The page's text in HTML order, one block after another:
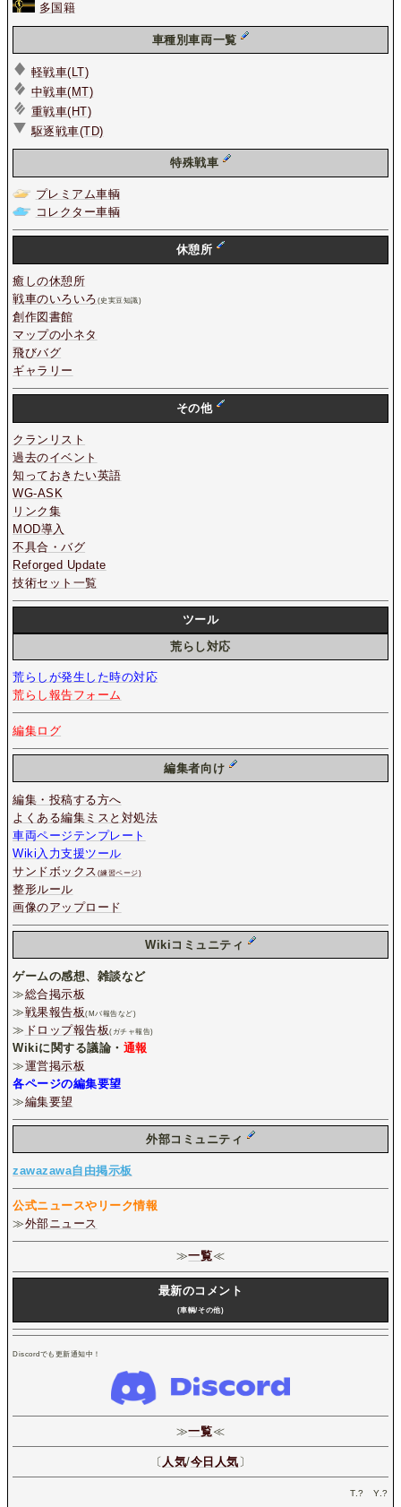
多国籍
車種別車両一覧
軽戦車(LT)
中戦車(MT)
重戦車(HT)
駆逐戦車(TD)
特殊戦車
プレミアム車輌
コレクター車輌
休憩所
癒しの休憩所
戦車のいろいろ (史実豆知識)
創作図書館
マップの小ネタ
飛びバグ
ギャラリー
その他
クランリスト
過去のイベント
知っておきたい英語
WG-ASK
リンク集
MOD導入
不具合・バグ
Reforged Update
技術セット一覧
ツール
荒らし対応
荒らしが発生した時の対応
荒らし報告フォーム
編集ログ
編集者向け
編集・投稿する方へ
よくある編集ミスと対処法
車両ページテンプレート
Wiki入力支援ツール
サンドボックス (練習ページ)
整形ルール
画像のアップロード
Wikiコミュニティ
ゲームの感想、雑談など
≫総合掲示板
≫戦果報告板(Mバ報告など)
≫ ドロップ報告板(ガチャ報告)
Wikiに関する議論・ 通報
≫運営掲示板
各ページの編集要望
≫編集要望
外部コミュニティ
zawazawa自由掲示板
公式ニュースやリーク情報
≫外部ニュース
≫一覧≪
最新のコメント
(車輌/その他)
Discordでも更新通知中！
≫一覧≪
〔 人気/今日人気〕
T.? Y.?